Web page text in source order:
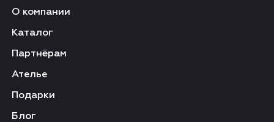
О компании
Каталог
Партнёрам
Ателье
Подарки
Блог